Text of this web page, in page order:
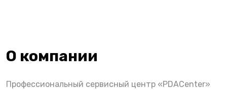
О компании
Профессиональный сервисный центр «PDACenter»